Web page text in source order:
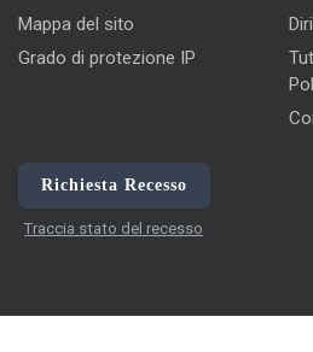
Mappa del sito
Grado di protezione IP
Richiesta Recesso
Traccia stato del recesso